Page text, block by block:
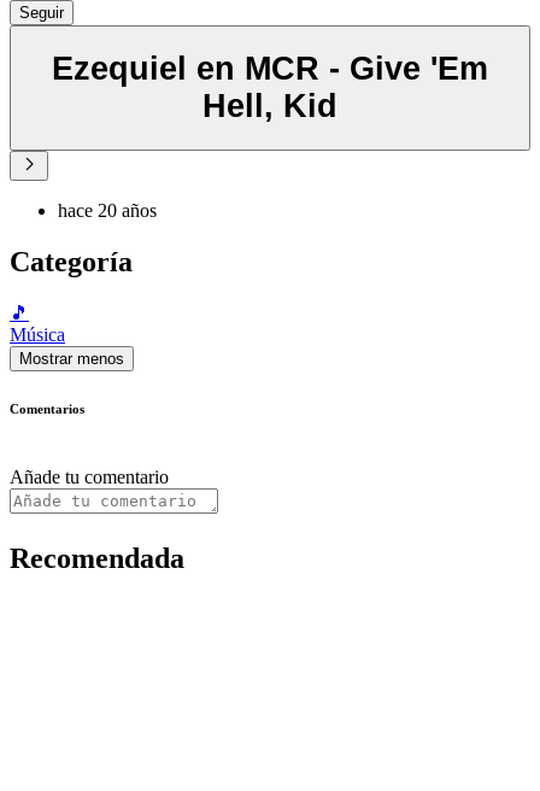
Seguir
Ezequiel en MCR - Give 'Em
Hell, Kid
hace 20 años
Categoría
🎵
Música
Mostrar menos
Comentarios
Añade tu comentario
Recomendada